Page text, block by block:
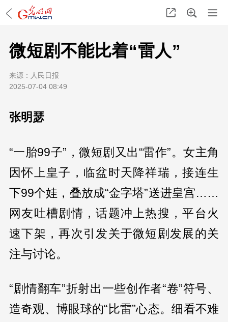
微短剧不能比着“雷人”
来源： 人民日报
2025-07-04 08:49
张明瑟
“一胎99子”，微短剧又出“雷作”。女主角
因怀上皇子，临盆时天降祥瑞，接连生
下99个娃，叠放成“金字塔”送进皇宫……
网友吐槽剧情，话题冲上热搜，平台火
速下架，再次引发关于微短剧发展的关
注与讨论。
“剧情翻车”折射出一些创作者“卷”符号、
造奇观、博眼球的“比雷”心态。细看不难